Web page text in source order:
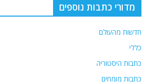
מדורי כתבות נוספים
חדשות מהעולם
כללי
כתבות היסטוריה
כתבות מומחים